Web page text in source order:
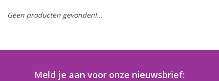
Lege capsules
Speelgoedpakketten
Geen producten gevonden!...
Meld je aan voor onze nieuwsbrief: